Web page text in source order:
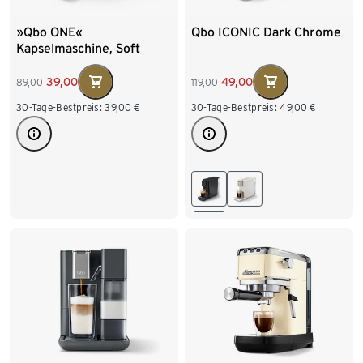
»Qbo ONE«
Kapselmaschine, Soft
89,00 39,00
30-Tage-Bestpreis: 39,00 €
Qbo ICONIC Dark Chrome
119,00 49,00
30-Tage-Bestpreis: 49,00 €